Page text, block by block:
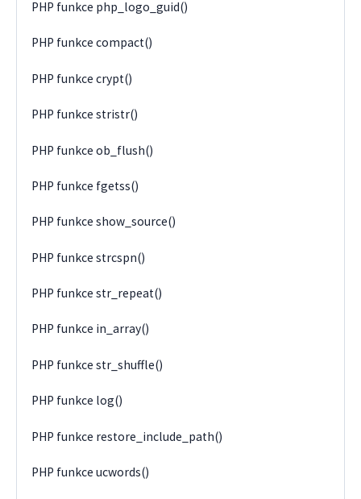
PHP funkce php_logo_guid()
PHP funkce compact()
PHP funkce crypt()
PHP funkce stristr()
PHP funkce ob_flush()
PHP funkce fgetss()
PHP funkce show_source()
PHP funkce strcspn()
PHP funkce str_repeat()
PHP funkce in_array()
PHP funkce str_shuffle()
PHP funkce log()
PHP funkce restore_include_path()
PHP funkce ucwords()